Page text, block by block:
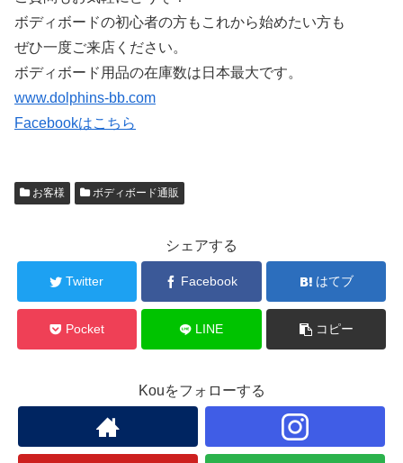
ボディボードの初心者の方もこれから始めたい方も
ぜひ一度ご来店ください。
ボディボード用品の在庫数は日本最大です。
www.dolphins-bb.com
Facebookはこちら
お客様 ボディボード通販
シェアする
Twitter Facebook はてブ
Pocket LINE コピー
Kouをフォローする